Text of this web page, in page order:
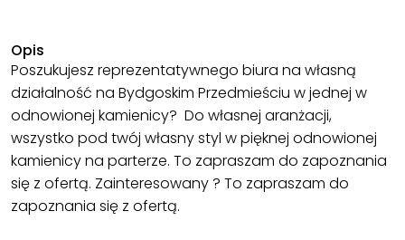
Opis
Poszukujesz reprezentatywnego biura na własną
działalność na Bydgoskim Przedmieściu w jednej w
odnowionej kamienicy? Do własnej aranżacji,
wszystko pod twój własny styl w pięknej odnowionej
kamienicy na parterze. To zapraszam do zapoznania
się z ofertą. Zainteresowany ? To zapraszam do
zapoznania się z ofertą.